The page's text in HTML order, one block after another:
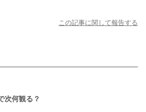
この記事に関して報告する
次何観る？